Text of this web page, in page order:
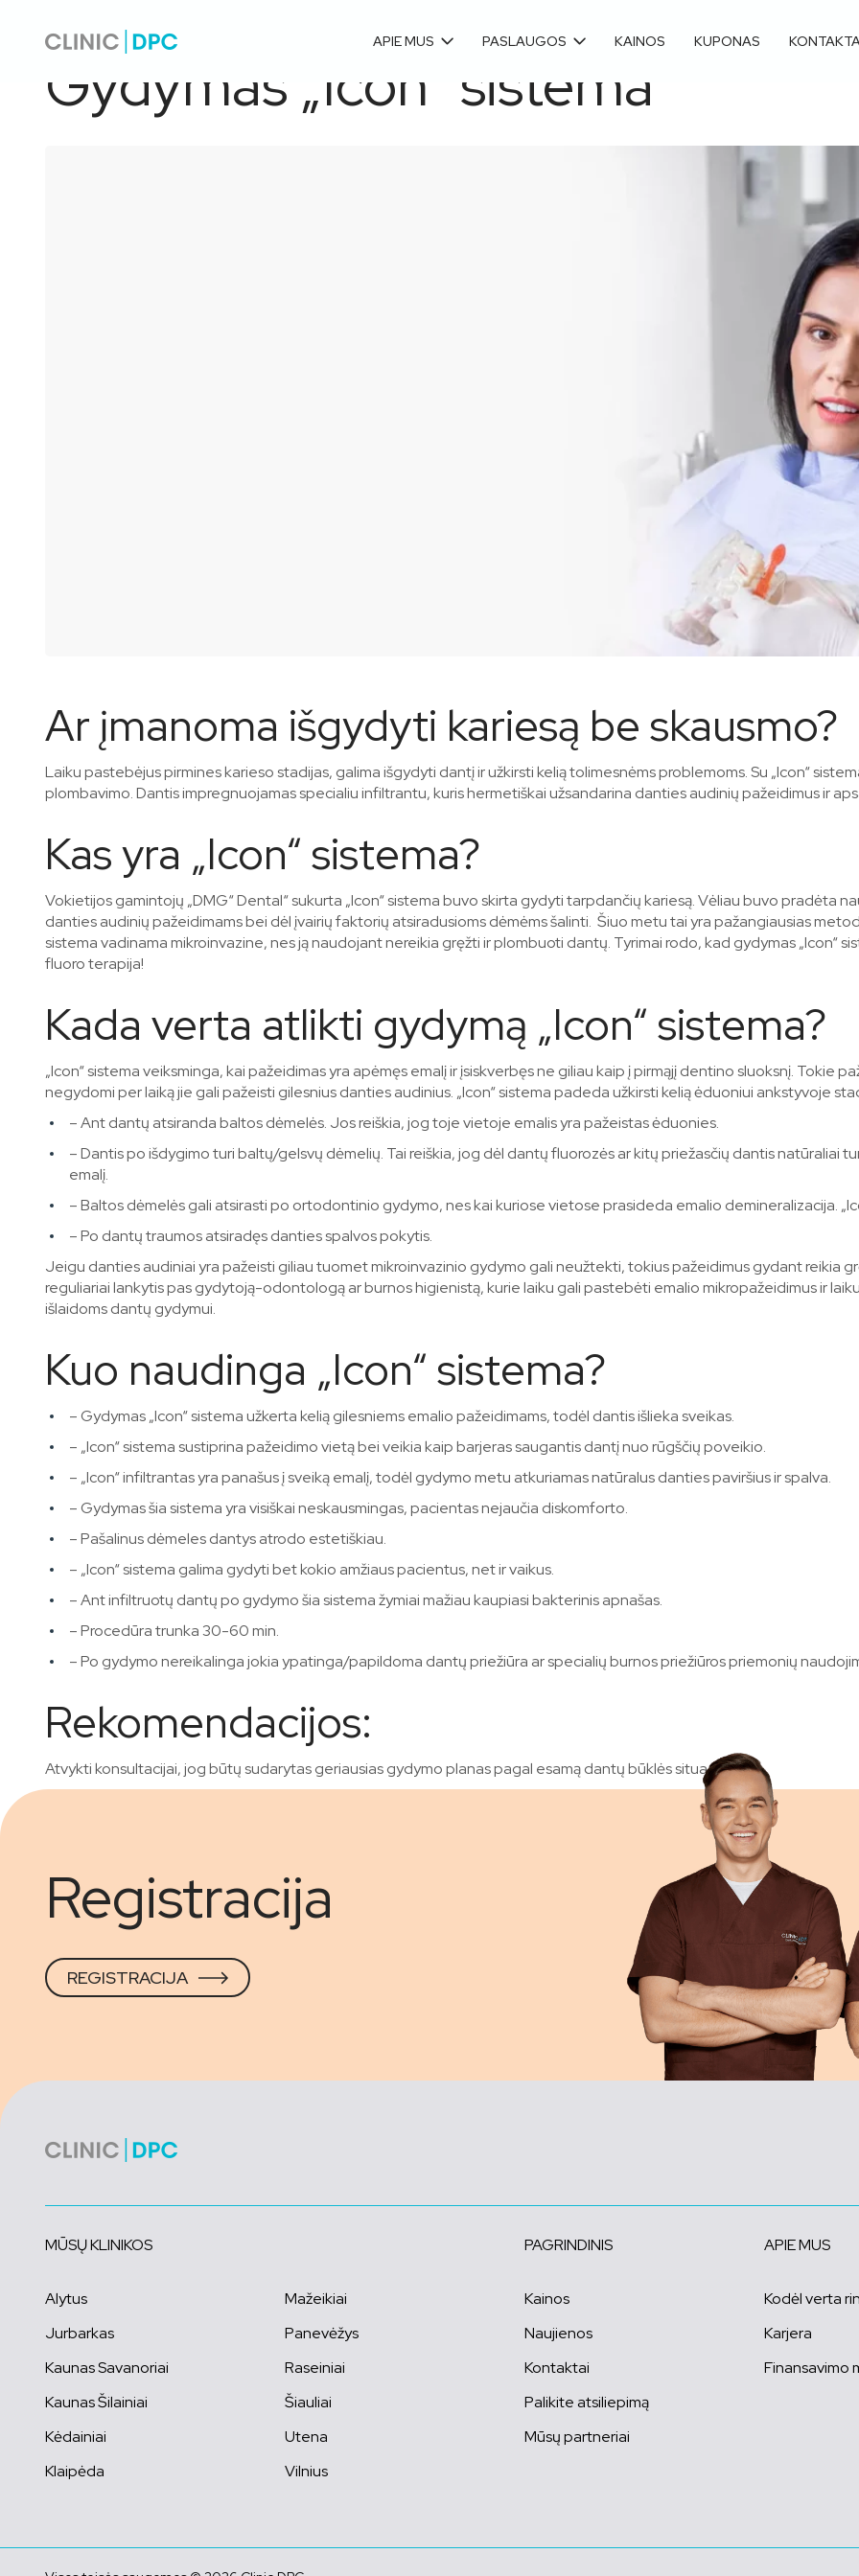
APIE MUS PASLAUGOS KAINOS KUPONAS
Gydymas „Icon“ sistema
Ar įmanoma išgydyti kariesą be skausmo?
Laiku pastebėjus pirmines karieso stadijas, galima išgydyti dantį ir užkirsti kelią tolimesnėms problemoms. Su „Icon“
plombavimo. Dantis impregnuojamas specialiu infiltrantu, kuris hermetiškai užsandarina danties audinių pažeidimus ir
Kas yra „Icon“ sistema?
Vokietijos gamintojų „DMG“ Dental“ sukurta „Icon“ sistema buvo skirta gydyti tarpdančių kariesą. Vėliau buvo pradėta
danties audinių pažeidimams bei dėl įvairių faktorių atsiradusioms dėmėms šalinti. Šiuo metu tai yra pažangiausias
sistema vadinama mikroinvazine, nes ją naudojant nereikia gręžti ir plombuoti dantų. Tyrimai rodo, kad gydymas „Icon“
fluoro terapija!
Kada verta atlikti gydymą „Icon“ sistema?
„Icon“ sistema veiksminga, kai pažeidimas yra apėmęs emalį ir įsiskverbęs ne giliau kaip į pirmąjį dentino sluoksnį. Tokie
negydomi per laiką jie gali pažeisti gilesnius danties audinius. „Icon“ sistema padeda užkirsti kelią ėduoniui ankstyvoje
– Ant dantų atsiranda baltos dėmelės. Jos reiškia, jog toje vietoje emalis yra pažeistas ėduonies.
– Dantis po išdygimo turi baltų/gelsvų dėmelių. Tai reiškia, jog dėl dantų fluorozės ar kitų priežasčių dantis natūraliai
emalį.
– Baltos dėmelės gali atsirasti po ortodontinio gydymo, nes kai kuriose vietose prasideda emalio demineralizacija.
– Po dantų traumos atsiradęs danties spalvos pokytis.
Jeigu danties audiniai yra pažeisti giliau tuomet mikroinvazinio gydymo gali neužtekti, tokius pažeidimus gydant reikia
reguliariai lankytis pas gydytoją-odontologą ar burnos higienistą, kurie laiku gali pastebėti emalio mikropažeidimus ir
išlaidoms dantų gydymui.
Kuo naudinga „Icon“ sistema?
– Gydymas „Icon“ sistema užkerta kelią gilesniems emalio pažeidimams, todėl dantis išlieka sveikas.
– „Icon“ sistema sustiprina pažeidimo vietą bei veikia kaip barjeras saugantis dantį nuo rūgščių poveikio.
– „Icon“ infiltrantas yra panašus į sveiką emalį, todėl gydymo metu atkuriamas natūralus danties paviršius ir spalva.
– Gydymas šia sistema yra visiškai neskausmingas, pacientas nejaučia diskomforto.
– Pašalinus dėmeles dantys atrodo estetiškiau.
– „Icon“ sistema galima gydyti bet kokio amžiaus pacientus, net ir vaikus.
– Ant infiltruotų dantų po gydymo šia sistema žymiai mažiau kaupiasi bakterinis apnašas.
– Procedūra trunka 30-60 min.
– Po gydymo nereikalinga jokia ypatinga/papildoma dantų priežiūra ar specialių burnos priežiūros priemonių
Rekomendacijos:
Atvykti konsultacijai, jog būtų sudarytas geriausias gydymo planas pagal esamą dantų būklės situaciją.
Registracija
REGISTRACIJA
MŪSŲ KLINIKOS
Alytus
Jurbarkas
Kaunas Savanoriai
Kaunas Šilainiai
Kėdainiai
Klaipėda
Mažeikiai
Panevėžys
Raseiniai
Šiauliai
Utena
Vilnius
PAGRINDINIS
Kainos
Naujienos
Kontaktai
Palikite atsiliepimą
Mūsų partneriai
APIE MUS
Kodėl verta
Karjera
Finansavimo